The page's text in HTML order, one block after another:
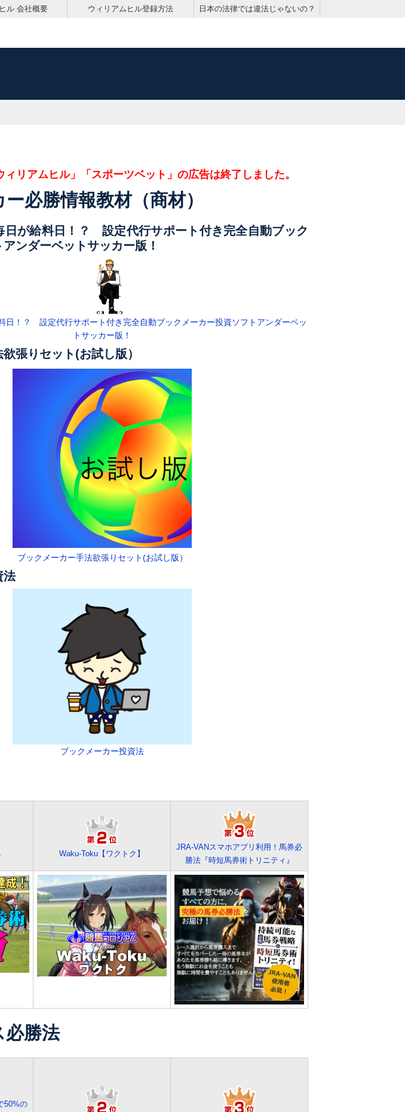
ル 会社概要 ウィリアムヒル登録方法 日本の法律では違法じゃないの？
ィリアムヒル」「スポーツベット」の広告は終了しました。
必勝情報教材（商材）
日が給料日！？ 設定代行サポート付き完全自動ブック
ンダーベットサッカー版！
日！？ 設定代行サポート付き完全自動ブックメーカー投資ソフトアンダーベッ
トサッカー版！
張りセット(お試し版）
ブックメーカー手法欲張りセット(お試し版）
法
ブックメーカー投資法
Waku-Toku【ワクトク】
JRA-VANスマホアプリ利用！馬券必
勝法『時短馬券術トリニティ』
必勝法
50%の